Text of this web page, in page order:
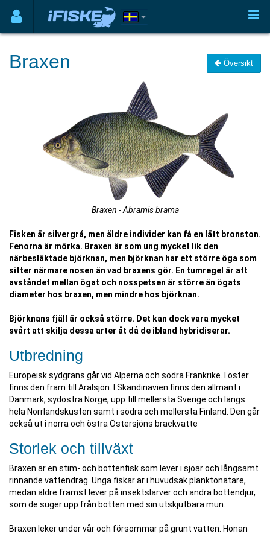
Braxen Översikt
Braxen - Abramis brama
Fisken är silvergrå, men äldre individer kan få en lätt bronston.
Fenorna är mörka. Braxen är som ung mycket lik den
närbesläktade björknan, men björknan har ett större öga som
sitter närmare nosen än vad braxens gör. En tumregel är att
avståndet mellan ögat och nosspetsen är större än ögats
diameter hos braxen, men mindre hos björknan.
Björknans fjäll är också större. Det kan dock vara mycket
svårt att skilja dessa arter åt då de ibland hybridiserar.
Utbredning
Europeisk sydgräns går vid Alperna och södra Frankrike. I öster
finns den fram till Aralsjön. I Skandinavien finns den allmänt i
Danmark, sydöstra Norge, upp till mellersta Sverige och längs
hela Norrlandskusten samt i södra och mellersta Finland. Den går
också ut i norra och östra Östersjöns brackvatte
Storlek och tillväxt
Braxen är en stim- och bottenfisk som lever i sjöar och långsamt
rinnande vattendrag. Unga fiskar är i huvudsak planktonätare,
medan äldre främst lever på insektslarver och andra bottendjur,
som de suger upp från botten med sin utskjutbara mun.
Braxen leker under vår och försommar på grunt vatten. Honan